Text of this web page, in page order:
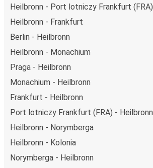
Heilbronn - Port lotniczy Frankfurt (FRA)
Heilbronn - Frankfurt
Berlin - Heilbronn
Heilbronn - Monachium
Praga - Heilbronn
Monachium - Heilbronn
Frankfurt - Heilbronn
Port lotniczy Frankfurt (FRA) - Heilbronn
Heilbronn - Norymberga
Heilbronn - Kolonia
Norymberga - Heilbronn